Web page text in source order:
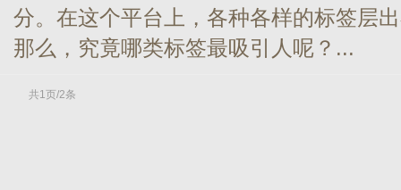
分。在这个平台上，各种各样的标签层
那么，究竟哪类标签最吸引人呢？...
共1页/2条